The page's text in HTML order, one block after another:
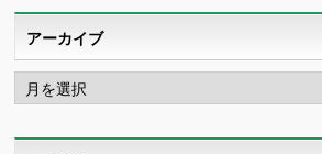
アーカイブ
ア
ー
カ